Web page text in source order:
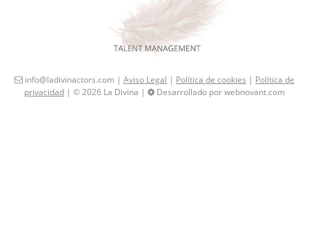
info@ladivinactors.com | Aviso Legal | Política de cookies | Política de
privacidad | © 2026 La Divina | Desarrollado por webnovant.com